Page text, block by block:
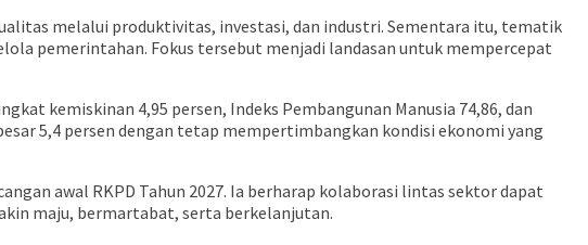
melalui produktivitas, investasi, dan industri. Sementara itu, tematik
pemerintahan. Fokus tersebut menjadi landasan untuk mempercepat
kemiskinan 4,95 persen, Indeks Pembangunan Manusia 74,86, dan
5,4 persen dengan tetap mempertimbangkan kondisi ekonomi yang
awal RKPD Tahun 2027. Ia berharap kolaborasi lintas sektor dapat
maju, bermartabat, serta berkelanjutan.